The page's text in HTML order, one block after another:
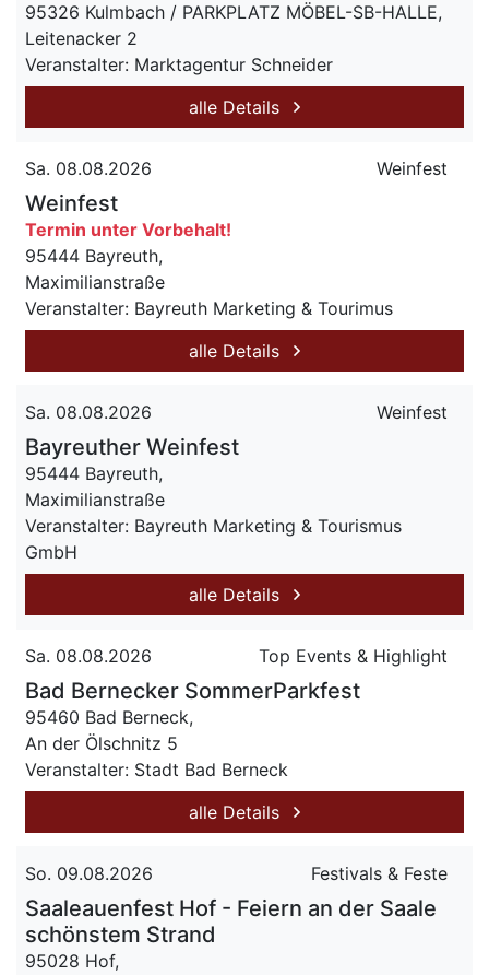
95326 Kulmbach / PARKPLATZ MÖBEL-SB-HALLE,
Leitenacker 2
Veranstalter: Marktagentur Schneider
alle Details
Sa. 08.08.2026 Weinfest
Weinfest
Termin unter Vorbehalt!
95444 Bayreuth,
Maximilianstraße
Veranstalter: Bayreuth Marketing & Tourimus
alle Details
Sa. 08.08.2026 Weinfest
Bayreuther Weinfest
95444 Bayreuth,
Maximilianstraße
Veranstalter: Bayreuth Marketing & Tourismus
GmbH
alle Details
Sa. 08.08.2026 Top Events & Highlight
Bad Bernecker SommerParkfest
95460 Bad Berneck,
An der Ölschnitz 5
Veranstalter: Stadt Bad Berneck
alle Details
So. 09.08.2026 Festivals & Feste
Saaleauenfest Hof - Feiern an der Saale
schönstem Strand
95028 Hof,